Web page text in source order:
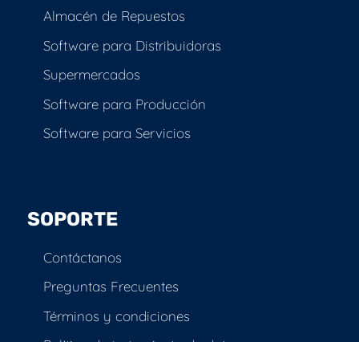
Almacén de Repuestos
Software para Distribuidoras
Supermercados
Software para Producción
Software para Servicios
SOPORTE
Contáctanos
Preguntas Frecuentes
Términos y condiciones